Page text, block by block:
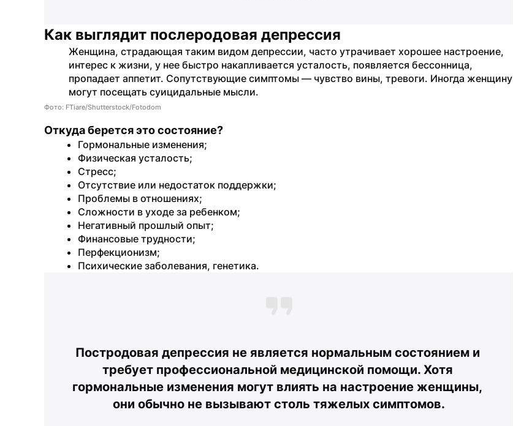
Как выглядит послеродовая депрессия
Женщина, страдающая таким видом депрессии, часто утрачивает хорошее настроение,
интерес к жизни, у нее быстро накапливается усталость, появляется бессонница,
пропадает аппетит. Сопутствующие симптомы — чувство вины, тревоги. Иногда женщину
могут посещать суицидальные мысли.
Фото: FTiare/Shutterstock/Fotodom
Откуда берется это состояние?
Гормональные изменения;
Физическая усталость;
Стресс;
Отсутствие или недостаток поддержки;
Проблемы в отношениях;
Сложности в уходе за ребенком;
Негативный прошлый опыт;
Финансовые трудности;
Перфекционизм;
Психические заболевания, генетика.
Постродовая депрессия не является нормальным состоянием и
требует профессиональной медицинской помощи. Хотя
гормональные изменения могут влиять на настроение женщины,
они обычно не вызывают столь тяжелых симптомов.